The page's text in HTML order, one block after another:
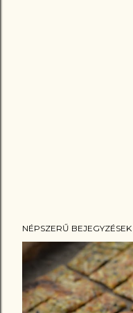
NÉPSZERŰ BEJEGYZÉSEK